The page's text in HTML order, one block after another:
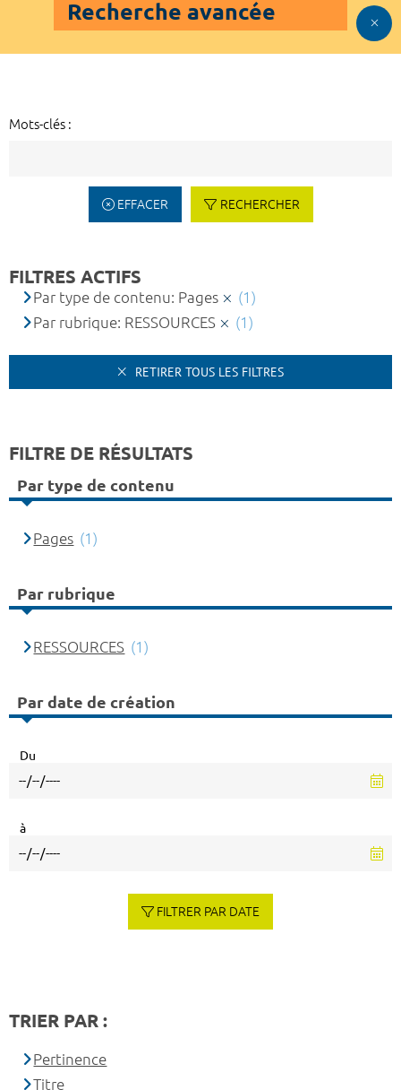
Recherche avancée
Mots-clés :
EFFACER RECHERCHER
FILTRES ACTIFS
Par type de contenu: Pages
(1)
Par rubrique: RESSOURCES
(1)
RETIRER TOUS LES FILTRES
FILTRE DE RÉSULTATS
Par type de contenu
Pages (1)
Par rubrique
RESSOURCES (1)
Par date de création
Du
à
FILTRER PAR DATE
TRIER PAR :
Pertinence
Titre